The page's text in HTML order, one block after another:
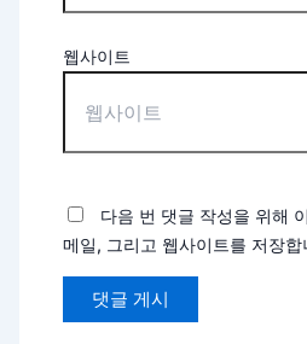
웹사이트
다음 번 댓글 작성을 위해
메일, 그리고 웹사이트를 저장합